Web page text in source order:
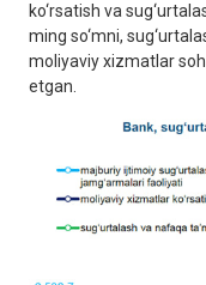
ko‘rsatish va
ming so‘mni,
moliyaviy xizmatlar
etgan.